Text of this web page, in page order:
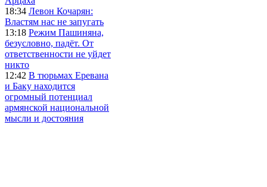
18:34 Левон Кочарян:
Властям нас не запугать
13:18 Режим Пашиняна,
безусловно, падёт. От
ответственности не уйдет
никто
12:42 В тюрьмах Еревана
и Баку находится
огромный потенциал
армянской национальной
мысли и достояния